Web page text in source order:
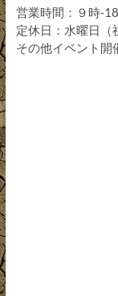
営業時間：９時-
定休日：水曜日（
その他イベント開